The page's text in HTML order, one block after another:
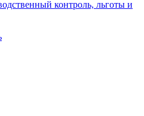
контроль, льготы и